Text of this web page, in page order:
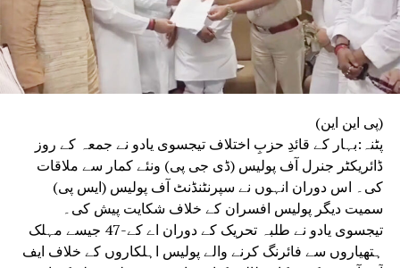
(پی این این)
پٹنہ:بہار کے قائدِ حزبِ اختلاف تیجسوی یادو نے جمعہ کے روز
ڈائریکٹر جنرل آف پولیس (ڈی جی پی) ونئے کمار سے ملاقات
کی۔ اس دوران انہوں نے سپرنٹنڈنٹ آف پولیس (ایس پی)
سمیت دیگر پولیس افسران کے خلاف شکایت پیش کی۔
تیجسوی یادو نے طلبہ تحریک کے دوران اے کے-47 جیسے مہلک
ہتھیاروں سے فائرنگ کرنے والے پولیس اہلکاروں کے خلاف ایف